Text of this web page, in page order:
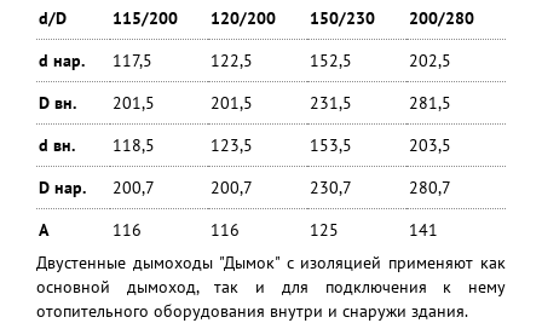
d/D 115/200 120/200 150/230
200/280
d нар.
117,5 122,5 152,5
202,5
D вн.
201,5 201,5 231,5
281,5
d вн.
118,5 123,5 153,5
203,5
D нар.
200,7 200,7 230,7
280,7
А
116 116 125
141
Двустенные дымоходы "Дымок" с изоляцией применяют как
основной дымоход, так и для подключения к нему
отопительного оборудования внутри и снаружи здания.